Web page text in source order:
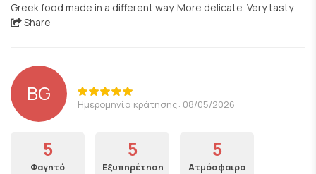
Greek food made in a different way. More delicate. Very tasty.
Share
BG Ημερομηνία κράτησης: 08/05/2026
5
Φαγητό
5
Εξυπηρέτηση
5
Ατμόσφαιρα